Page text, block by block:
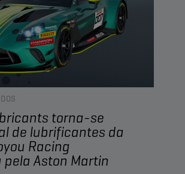
torna-se
de lubrificantes da
Racing
Aston Martin